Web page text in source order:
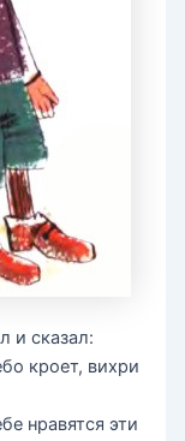
и сказал:
кроет, вихри
нравятся эти